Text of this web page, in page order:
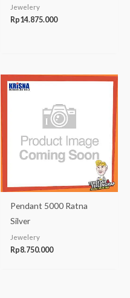
Jewelery
Rp14.875.000
Pendant 5000 Ratna
Silver
Jewelery
Rp8.750.000